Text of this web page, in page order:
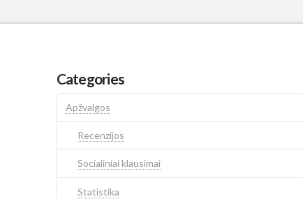
Categories
Apžvalgos
Recenzijos
Socialiniai klausimai
Statistika